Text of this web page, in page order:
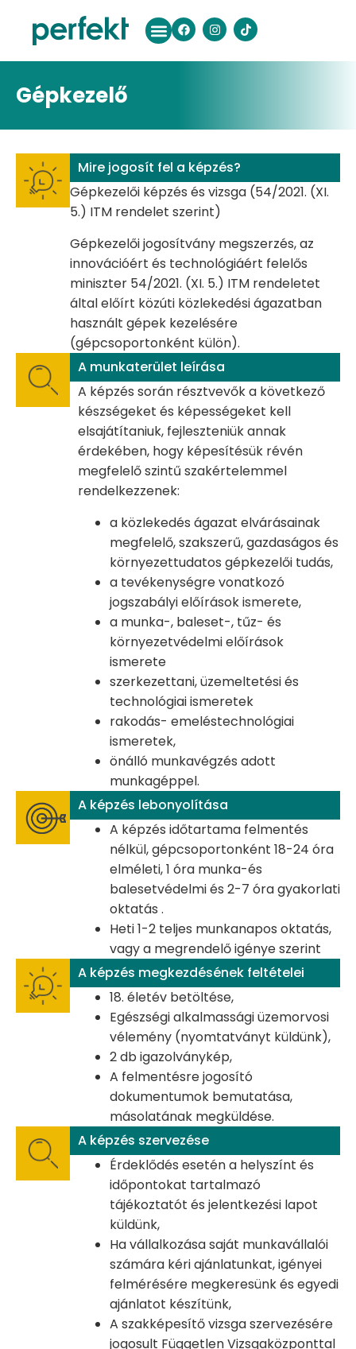
Gépkezelő
Mire jogosít fel a képzés?
Gépkezelői képzés és vizsga (54/2021. (XI.
5.) ITM rendelet szerint)
Gépkezelői jogosítvány megszerzés, az
innovációért és technológiáért felelős
miniszter 54/2021. (XI. 5.) ITM rendeletet
által előírt közúti közlekedési ágazatban
használt gépek kezelésére
(gépcsoportonként külön).
A munkaterület leírása
A képzés során résztvevők a következő
készségeket és képességeket kell
elsajátítaniuk, fejleszteniük annak
érdekében, hogy képesítésük révén
megfelelő szintű szakértelemmel
rendelkezzenek:
a közlekedés ágazat elvárásainak
megfelelő, szakszerű, gazdaságos és
környezettudatos gépkezelői tudás,
a tevékenységre vonatkozó
jogszabályi előírások ismerete,
a munka-, baleset-, tűz- és
környezetvédelmi előírások
ismerete
szerkezettani, üzemeltetési és
technológiai ismeretek
rakodás- emeléstechnológiai
ismeretek,
önálló munkavégzés adott
munkagéppel.
A képzés lebonyolítása
A képzés időtartama felmentés
nélkül, gépcsoportonként 18-24 óra
elméleti, 1 óra munka-és
balesetvédelmi és 2-7 óra gyakorlati
oktatás .
Heti 1-2 teljes munkanapos oktatás,
vagy a megrendelő igénye szerint
A képzés megkezdésének feltételei
18. életév betöltése,
Egészségi alkalmassági üzemorvosi
vélemény (nyomtatványt küldünk),
2 db igazolványkép,
A felmentésre jogosító
dokumentumok bemutatása,
másolatának megküldése.
A képzés szervezése
Érdeklődés esetén a helyszínt és
időpontokat tartalmazó
tájékoztatót és jelentkezési lapot
küldünk,
Ha vállalkozása saját munkavállalói
számára kéri ajánlatunkat, igényei
felmérésére megkeresünk és egyedi
ajánlatot készítünk,
A szakképesítő vizsga szervezésére
jogosult Független Vizsgaközponttal